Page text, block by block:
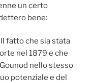
un certo
bene:
Il fatto che sia stata
nel 1879 e che
nello stesso
potenziale e del